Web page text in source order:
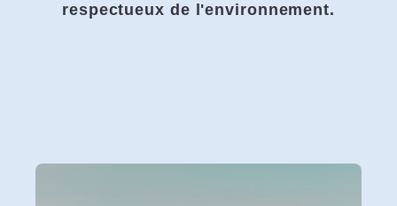
respectueux de l'environnement.